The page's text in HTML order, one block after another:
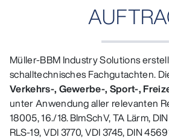
Müller‑BBM Industry Solutions
schalltechnisches Fachgutachten.
Verkehrs‑, Gewerbe‑, Sport‑,
unter Anwendung aller relevanten
18005, 16./18. BImSchV, TA Lärm,
RLS‑19, VDI 3770, VDI 3745, DIN